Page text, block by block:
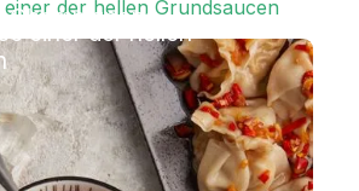
Champignons
einer der hellen